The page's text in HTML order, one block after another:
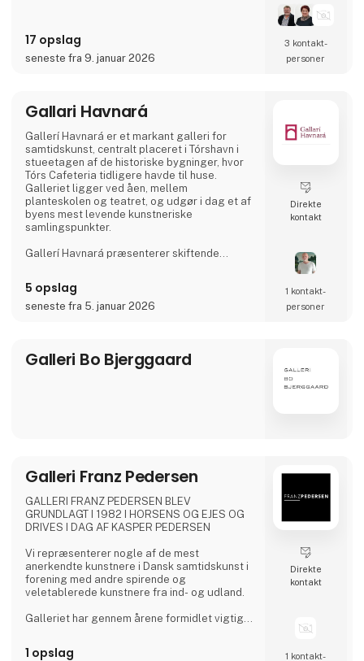
17 opslag
seneste fra 9. januar 2026
3 kontakt­
personer
Gallari Havnará
Gallerí Havnará er et markant galleri for
samtidskunst, centralt placeret i Tórshavn i
stueetagen af de historiske bygninger, hvor
Tórs Cafeteria tidligere havde til huse.
Galleriet ligger ved åen, mellem
planteskolen og teatret, og udgør i dag et af
byens mest levende kunstneriske
samlingspunkter.
Gallerí Havnará præsenterer skiftende
Færøerne. Med et skarpt kuratorisk greb og
en klar ambition om kvalitet fungerer
Galleriet drives af ægtepar
5 opslag
seneste fra 5. januar 2026
Direkte
kontakt
1 kontakt­
personer
Galleri Bo Bjerggaard
Galleri Franz Pedersen
GALLERI FRANZ PEDERSEN BLEV
GRUNDLAGT I 1982 I HORSENS OG EJES OG
DRIVES I DAG AF KASPER PEDERSEN
Vi repræsenterer nogle af de mest
anerkendte kunstnere i Dansk samtidskunst i
forening med andre spirende og
veletablerede kunstnere fra ind- og udland.
Galleriet har gennem årene formidlet vigtige
formidler af større og markante
1 opslag
Direkte
kontakt
1 kontakt­